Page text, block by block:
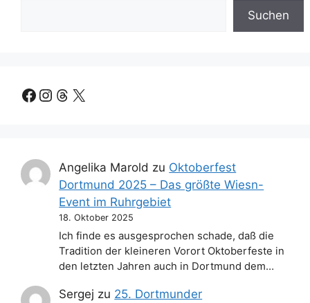
Suchen
Facebook
Instagram
Threads
X
Angelika Marold zu Oktoberfest
Dortmund 2025 – Das größte Wiesn-
Event im Ruhrgebiet
18. Oktober 2025
Ich finde es ausgesprochen schade, daß die
Tradition der kleineren Vorort Oktoberfeste in
den letzten Jahren auch in Dortmund dem…
Sergej zu 25. Dortmunder